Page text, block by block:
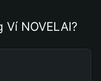
NOVELAI?